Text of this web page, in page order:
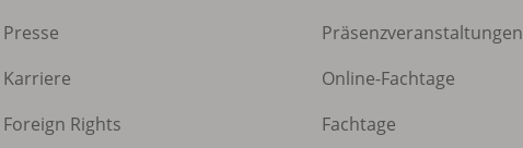
Presse
Karriere
Foreign Rights
Präsenzveranstaltungen
Online-Fachtage
Fachtage